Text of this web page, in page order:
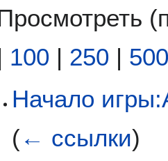
(
100 | 250 | 500
Начало
(← ссылки)